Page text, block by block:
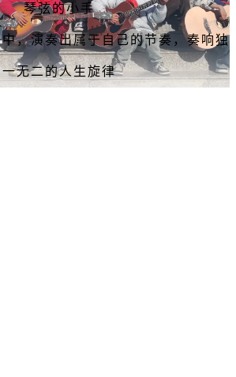
琴弦的小手
，演奏出属于自己的节奏，奏响独
一无二的人生旋律